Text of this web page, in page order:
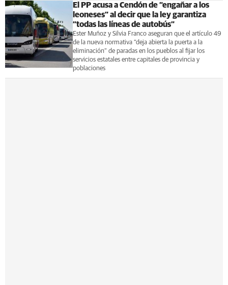
El PP acusa a Cendón de “engañar a los
leoneses” al decir que la ley garantiza
“todas las líneas de autobús”
Ester Muñoz y Silvia Franco aseguran que el artículo 49
de la nueva normativa “deja abierta la puerta a la
eliminación” de paradas en los pueblos al fijar los
servicios estatales entre capitales de provincia y
poblaciones